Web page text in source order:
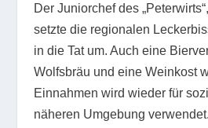
Der Juniorchef des
setzte die regionalen
in die Tat um. Auch eine
Wolfsbräu und eine Weinkost
Einnahmen wird wieder für
näheren Umgebung verwendet.